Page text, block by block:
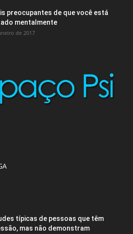
preocupantes de que você está
mentalmente
de 2017
típicas de pessoas que têm
mas não demonstram